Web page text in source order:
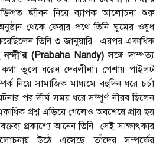
জীবন নিয়ে ব্যাপক আলোচনা শুরু
থেকে ফেরার পথে তিনি ঘুমের ওষুধ
করেছিলেন তিনি ৩ জানুয়ারি। এরপর একাধিক
নন্দী’র (Prabaha Nandy)সঙ্গে দাম্পত্য
কথা তুলে ধরেন দেবলীনা। পেশায় পাইলট
নিয়ে সামাজিক মাধ্যমে বহুদিন ধরে চর্চা
পর দীর্ঘ সময় ধরে সম্পূর্ণ নীরব ছিলেন
প্রশ্ন এড়িয়ে গেলেও অবশেষে প্রায় ছয়
প্রকাশ্যে আনেন তিনি। সেই সাক্ষাৎকার
উঠে এসেছে তাঁদের সম্পর্কের